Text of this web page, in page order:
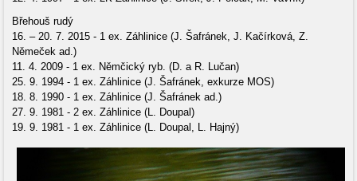
Břehouš rudý
16. – 20. 7. 2015 - 1 ex. Záhlinice (J. Šafránek, J. Kačírková, Z.
Němeček ad.)
11. 4. 2009 - 1 ex. Němčický ryb. (D. a R. Lučan)
25. 9. 1994 - 1 ex. Záhlinice (J. Šafránek, exkurze MOS)
18. 8. 1990 - 1 ex. Záhlinice (J. Šafránek ad.)
27. 9. 1981 - 2 ex. Záhlinice (L. Doupal)
19. 9. 1981 - 1 ex. Záhlinice (L. Doupal, L. Hajný)